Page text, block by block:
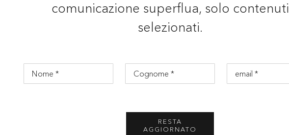
comunicazione superflua, solo contenuti
selezionati.
RESTA
AGGIORNATO